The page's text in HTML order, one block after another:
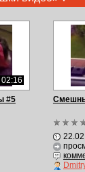
02:16
#5